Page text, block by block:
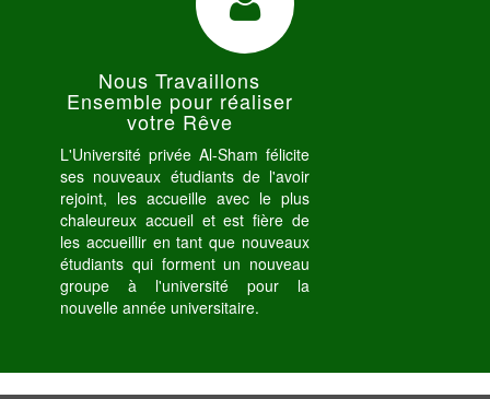
Nous Travaillons
Ensemble pour réaliser
votre Rêve
L'Université privée Al-Sham félicite
ses nouveaux étudiants de l'avoir
rejoint, les accueille avec le plus
chaleureux accueil et est fière de
les accueillir en tant que nouveaux
étudiants qui forment un nouveau
groupe à l'université pour la
nouvelle année universitaire.